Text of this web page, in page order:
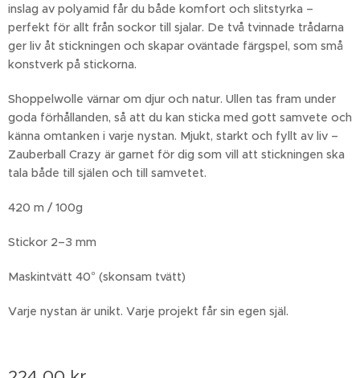
inslag av polyamid får du både komfort och slitstyrka –
perfekt för allt från sockor till sjalar. De två tvinnade trådarna
ger liv åt stickningen och skapar oväntade färgspel, som små
konstverk på stickorna.
Shoppelwolle värnar om djur och natur. Ullen tas fram under
goda förhållanden, så att du kan sticka med gott samvete och
känna omtanken i varje nystan. Mjukt, starkt och fyllt av liv –
Zauberball Crazy är garnet för dig som vill att stickningen ska
tala både till själen och till samvetet.
420 m / 100g
Stickor 2–3 mm
Maskintvätt 40° (skonsam tvätt)
Varje nystan är unikt. Varje projekt får sin egen själ.